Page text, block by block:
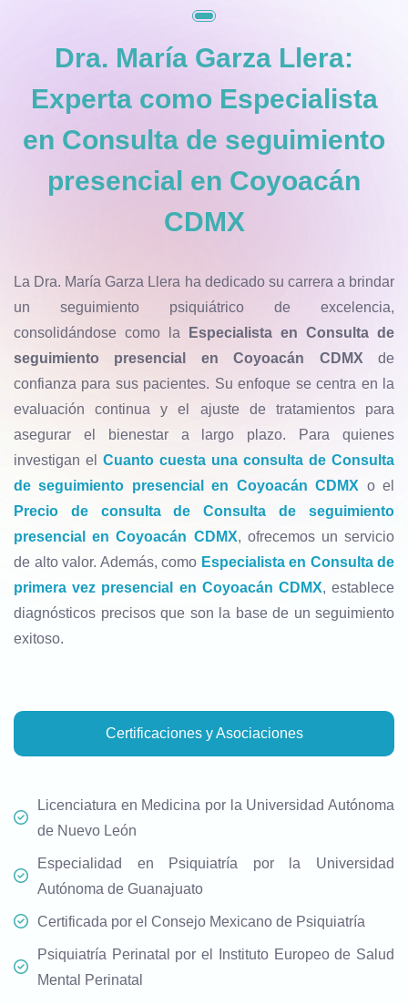
Dra. María Garza Llera:
Experta como Especialista
en Consulta de seguimiento
presencial en Coyoacán
CDMX
La Dra. María Garza Llera ha dedicado su carrera a brindar
un seguimiento psiquiátrico de excelencia,
consolidándose como la
Especialista en Consulta de
seguimiento presencial en Coyoacán CDMX de
confianza para sus pacientes. Su enfoque se centra en la
evaluación continua y el ajuste de tratamientos para
asegurar el bienestar a largo plazo. Para quienes
investigan el Cuanto cuesta una consulta de Consulta
de seguimiento presencial en Coyoacán CDMX o el
Precio de consulta de Consulta de seguimiento
presencial en Coyoacán CDMX, ofrecemos un servicio
de alto valor. Además, como Especialista en Consulta de
primera vez presencial en Coyoacán CDMX, establece
diagnósticos precisos que son la base de un seguimiento
exitoso.
Certificaciones y Asociaciones
Licenciatura en Medicina por la Universidad Autónoma
de Nuevo León
Especialidad en Psiquiatría por la Universidad
Autónoma de Guanajuato
Certificada por el Consejo Mexicano de Psiquiatría
Psiquiatría Perinatal por el Instituto Europeo de Salud
Mental Perinatal